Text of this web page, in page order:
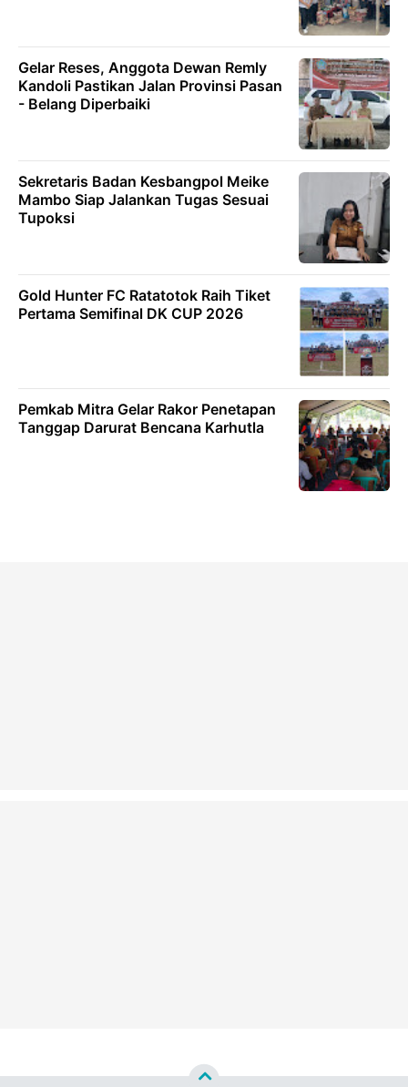
Gelar Reses, Anggota Dewan Remly
Kandoli Pastikan Jalan Provinsi Pasan
- Belang Diperbaiki
Sekretaris Badan Kesbangpol Meike
Mambo Siap Jalankan Tugas Sesuai
Tupoksi
Gold Hunter FC Ratatotok Raih Tiket
Pertama Semifinal DK CUP 2026
Pemkab Mitra Gelar Rakor Penetapan
Tanggap Darurat Bencana Karhutla